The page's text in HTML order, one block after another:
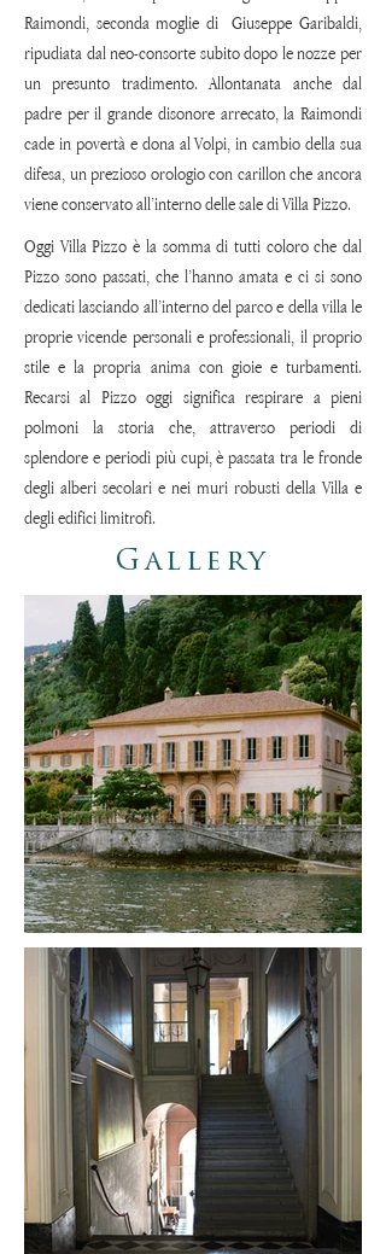
Raimondi, seconda moglie di Giuseppe Garibaldi,
ripudiata dal neo-consorte subito dopo le nozze per
un presunto tradimento. Allontanata anche dal
padre per il grande disonore arrecato, la Raimondi
cade in povertà e dona al Volpi, in cambio della sua
difesa, un prezioso orologio con carillon che ancora
viene conservato all’interno delle sale di Villa Pizzo.
Oggi Villa Pizzo è la somma di tutti coloro che dal
Pizzo sono passati, che l’hanno amata e ci si sono
dedicati lasciando all’interno del parco e della villa le
proprie vicende personali e professionali, il proprio
stile e la propria anima con gioie e turbamenti.
Recarsi al Pizzo oggi significa respirare a pieni
polmoni la storia che, attraverso periodi di
splendore e periodi più cupi, è passata tra le fronde
degli alberi secolari e nei muri robusti della Villa e
degli edifici limitrofi.
Gallery